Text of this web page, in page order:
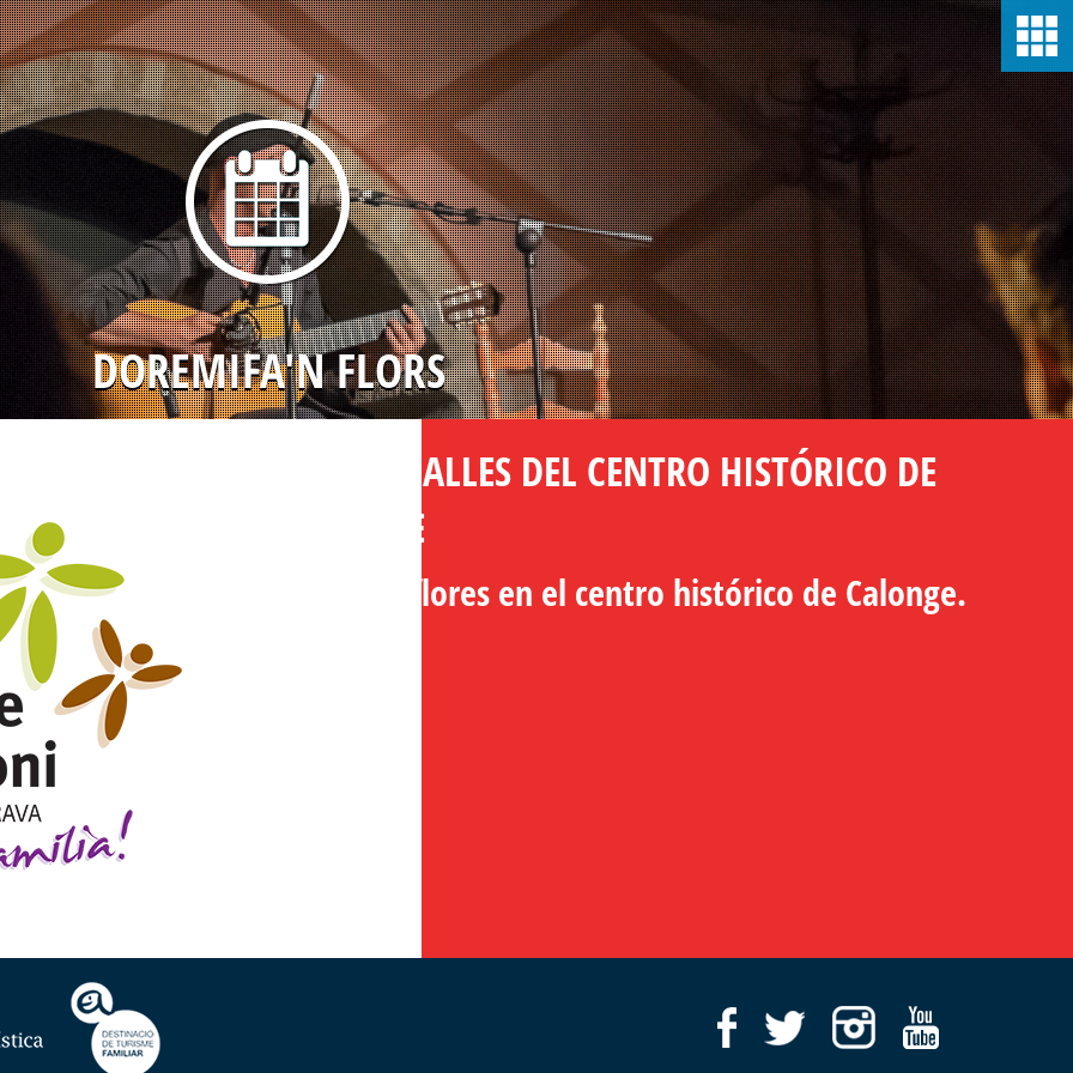
DOREMIFA'N FLORS
LUGAR: CALLES DEL CENTRO HISTÓRICO DE
CALONGE
Música y flores en el centro histórico de Calonge.